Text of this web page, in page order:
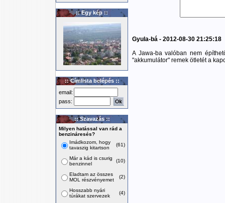
:: Egy kép ::
:: Címlista belépés ::
email:
pass:
:: Szavazás ::
Milyen hatással van rád a
benzináresés?
Imádkozom, hogy
tavaszig kitartson
(61)
Már a kád is csurig
benzinnel
(10)
Eladtam az összes
MOL részvényemet
(2)
Hosszabb nyári
túrákat szervezek
(4)
Gyula-bá - 2012-08-30 21:25:18
A Jawa-ba valóban nem
"akkumulátor" remek ötletét a